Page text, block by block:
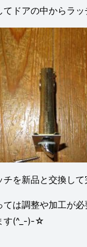
てドアの中からラ
チを新品と交換して
ては調整や加工が
す(^_-)-☆